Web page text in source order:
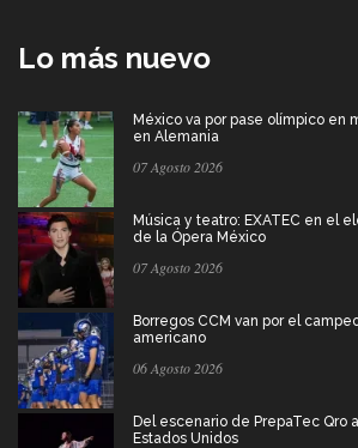
Lo más nuevo
México va por pase olímpico en
en Alemania
07 Agosto 2026
Música y teatro: EXATEC en el
de la Ópera México
07 Agosto 2026
Borregos CCM van por el
americano
06 Agosto 2026
Del escenario de PrepaTec Qro
Estados Unidos